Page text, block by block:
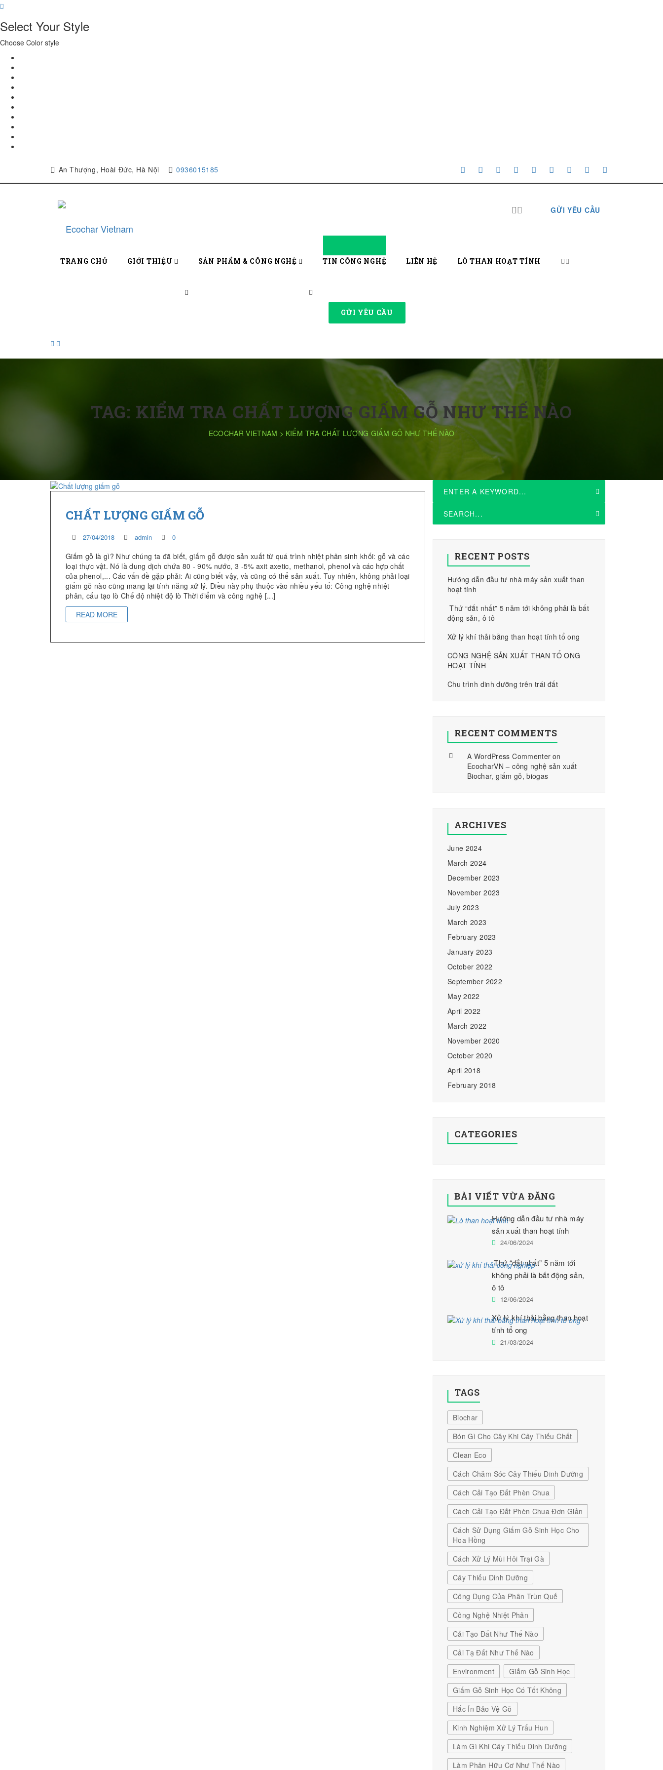
Select Your Style
Choose Color style
An Thượng, Hoài Đức, Hà Nội 0936015185
GỬI YÊU CẦU
TRANG CHỦ GIỚI THIỆU SẢN PHẨM & CÔNG NGHỆ TIN CÔNG NGHỆ LIÊN HỆ LÒ THAN HOẠT TÍNH
GỬI YÊU CẦU
TAG: KIỂM TRA CHẤT LƯỢNG GIẤM GỖ NHƯ THẾ NÀO
ECOCHAR VIETNAM > KIỂM TRA CHẤT LƯỢNG GIẤM GỖ NHƯ THẾ NÀO
CHẤT LƯỢNG GIẤM GỖ
27/04/2018 admin 0
Giấm gỗ là gì? Như chúng ta đã biết, giấm gỗ được sản xuất từ quá trình nhiệt phân sinh khối: gỗ và các
loại thực vật. Nó là dung dịch chứa 80 - 90% nước, 3 -5% axit axetic, methanol, phenol và các hợp chất
của phenol,... Các vấn đề gặp phải: Ai cũng biết vậy, và cũng có thể sản xuất. Tuy nhiên, không phải loại
giấm gỗ nào cũng mang lại tính năng xử lý. Điều này phụ thuộc vào nhiều yếu tố: Công nghệ nhiệt
phân, cấu tạo lò Chế độ nhiệt độ lò Thời điểm và công nghệ [...]
READ MORE
RECENT POSTS
Hướng dẫn đầu tư nhà máy sản xuất than
hoạt tính
Thứ “đắt nhất” 5 năm tới không phải là bất
động sản, ô tô
Xử lý khí thải bằng than hoạt tính tổ ong
CÔNG NGHỆ SẢN XUẤT THAN TỔ ONG
HOẠT TÍNH
Chu trình dinh dưỡng trên trái đất
RECENT COMMENTS
A WordPress Commenter on
EcocharVN – công nghệ sản xuất
Biochar, giấm gỗ, biogas
ARCHIVES
June 2024
March 2024
December 2023
November 2023
July 2023
March 2023
February 2023
January 2023
October 2022
September 2022
May 2022
April 2022
March 2022
November 2020
October 2020
April 2018
February 2018
CATEGORIES
BÀI VIẾT VỪA ĐĂNG
Hướng dẫn đầu tư nhà máy
sản xuất than hoạt tính
24/06/2024
Thứ “đắt nhất” 5 năm tới
không phải là bất động sản,
ô tô
12/06/2024
Xử lý khí thải bằng than hoạt
tính tổ ong
21/03/2024
TAGS
Biochar
Bón Gì Cho Cây Khi Cây Thiếu Chất
Clean Eco
Cách Chăm Sóc Cây Thiếu Dinh Dưỡng
Cách Cải Tạo Đất Phèn Chua
Cách Cải Tạo Đất Phèn Chua Đơn Giản
Cách Sử Dụng Giấm Gỗ Sinh Học Cho
Hoa Hồng
Cách Xử Lý Mùi Hôi Trại Gà
Cây Thiếu Dinh Dưỡng
Công Dụng Của Phân Trùn Quế
Công Nghệ Nhiệt Phân
Cải Tạo Đất Như Thế Nào
Cải Tạ Đất Như Thế Nào
Environment
Giấm Gỗ Sinh Học
Giấm Gỗ Sinh Học Có Tốt Không
Hắc Ín Bảo Vệ Gỗ
Kinh Nghiệm Xử Lý Trấu Hun
Làm Gì Khi Cây Thiếu Dinh Dưỡng
Làm Phân Hữu Cơ Như Thế Nào